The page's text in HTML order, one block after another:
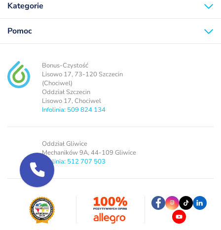
Kategorie
Pomoc
Bonus-Czystość
Lisowo 17, 73-120 Szczecin
(Chociwel)
Oddział Szczecin
Lisowo 17, Chociwel
Infolinia: 509 824 134
Oddział Gliwice
Mechaników 9A, 44-109 Gliwice
Infolinia: 512 707 503